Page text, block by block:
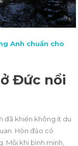
Anh chuẩn cho
Đức nổi
đã khiến không ít du
Hòn đảo có
Mỗi khi bình minh,